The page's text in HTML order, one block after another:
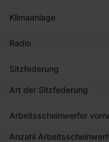
Klimaanlage
Radio
Sitzfederung
Art der Sitzfederung
Arbeitsscheinwerfer
Anzahl